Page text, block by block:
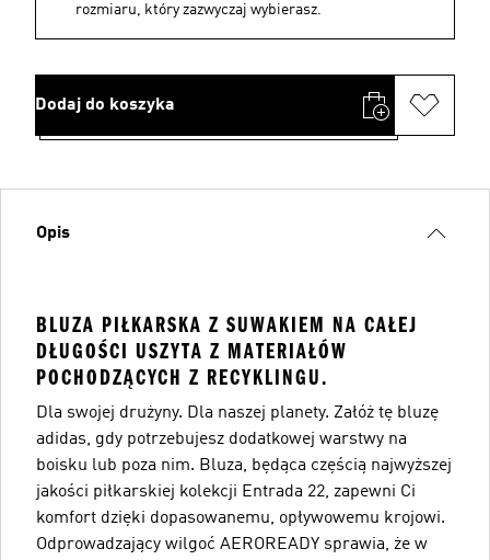
rozmiaru, który zazwyczaj wybierasz.
Dodaj do koszyka
Opis
BLUZA PIŁKARSKA Z SUWAKIEM NA CAŁEJ
DŁUGOŚCI USZYTA Z MATERIAŁÓW
POCHODZĄCYCH Z RECYKLINGU.
Dla swojej drużyny. Dla naszej planety. Załóż tę bluzę
adidas, gdy potrzebujesz dodatkowej warstwy na
boisku lub poza nim. Bluza, będąca częścią najwyższej
jakości piłkarskiej kolekcji Entrada 22, zapewni Ci
komfort dzięki dopasowanemu, opływowemu krojowi.
Odprowadzający wilgoć AEROREADY sprawia, że w